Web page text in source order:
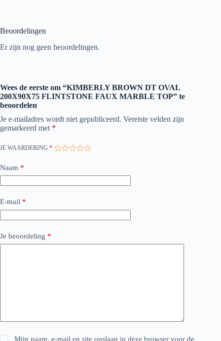
Beoordelingen
Er zijn nog geen beoordelingen.
Wees de eerste om “KIMBERLY BROWN DT OVAL
200X90X75 FLINTSTONE FAUX MARBLE TOP” te
beoordelen
Je e-mailadres wordt niet gepubliceerd. Vereiste velden zijn
gemarkeerd met *
JE WAARDERING *
Naam *
E-mail *
Je beoordeling *
Mijn naam, e-mail en site opslaan in deze browser voor de